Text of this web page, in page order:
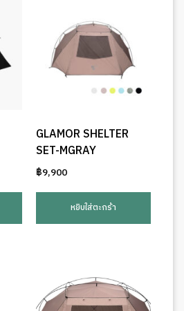
GLAMOR SHELTER
SET-MGRAY
฿9,900
หยิบใส่ตะกร้า